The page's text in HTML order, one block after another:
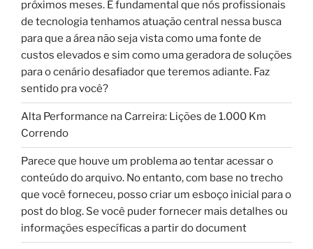
próximos meses. É fundamental que nós profissionais
de tecnologia tenhamos atuação central nessa busca
para que a área não seja vista como uma fonte de
custos elevados e sim como uma geradora de soluções
para o cenário desafiador que teremos adiante. Faz
sentido pra você?
Alta Performance na Carreira: Lições de 1.000 Km
Correndo
Parece que houve um problema ao tentar acessar o
conteúdo do arquivo. No entanto, com base no trecho
que você forneceu, posso criar um esboço inicial para o
post do blog. Se você puder fornecer mais detalhes ou
informações específicas a partir do document